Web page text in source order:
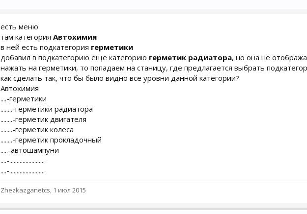
есть меню
там категория Автохимия
в ней есть подкатегория герметики
добавил в подкатегорию еще категорию герметик радиатора, но она не
нажать на герметики, то попадаем на станицу, где предлагается выбрать
как сделать так, что бы было видно все уровни данной категории?
Автохимия
....-герметики
........-герметики радиатора
........-герметик двигателя
........-герметик колеса
........-герметик прокладочный
.....-автошампуни
....-........................
....-........................
Zhezkazganetcs, 1 июл 2015